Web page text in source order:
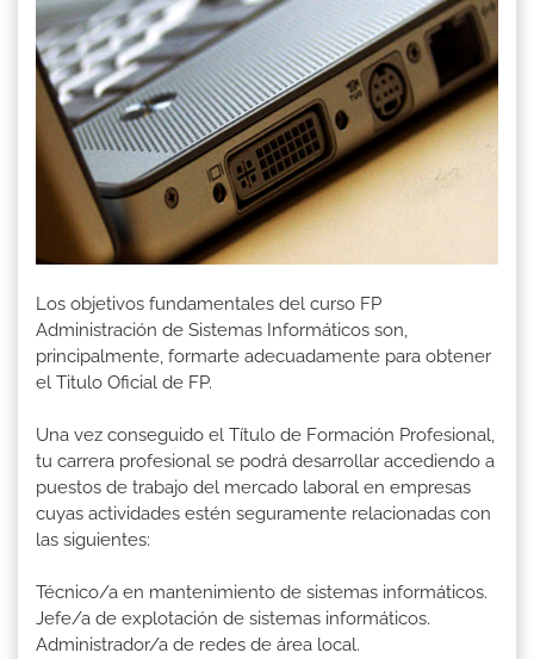
Los objetivos fundamentales del curso FP
Administración de Sistemas Informáticos son,
principalmente, formarte adecuadamente para obtener
el Titulo Oficial de FP.
Una vez conseguido el Título de Formación Profesional,
tu carrera profesional se podrá desarrollar accediendo a
puestos de trabajo del mercado laboral en empresas
cuyas actividades estén seguramente relacionadas con
las siguientes:
Técnico/a en mantenimiento de sistemas informáticos.
Jefe/a de explotación de sistemas informáticos.
Administrador/a de redes de área local.